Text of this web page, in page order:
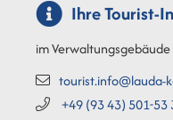
Ihre Tourist-
im
tourist.info@lauda-
+49 (9343) 501-53